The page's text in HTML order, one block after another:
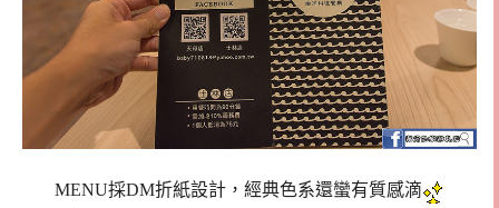
MENU採DM折紙設計，經典色系還蠻有質感滴